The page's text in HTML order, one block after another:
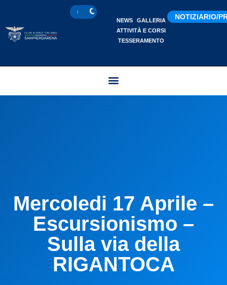
NEWS
GALLERIA
ATTIVITÀ E CORSI
TESSERAMENTO
NOTIZIARIO/
Mercoledi 17 Aprile –
Escursionismo –
Sulla via della
RIGANTOCA